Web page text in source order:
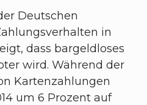
Deutschen
in
dass bargeldloses
wird. Während der
Kartenzahlungen
um 6 Prozent auf